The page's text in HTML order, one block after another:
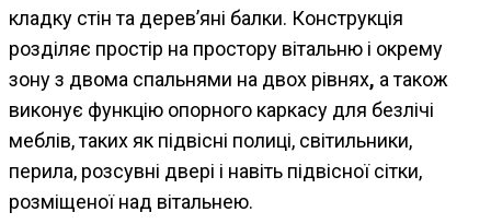
кладку стін та дерев’яні балки. Конструкція
розділяє простір на простору вітальню і окрему
зону з двома спальнями на двох рівнях, а також
виконує функцію опорного каркасу для безлічі
меблів, таких як підвісні полиці, світильники,
перила, розсувні двері і навіть підвісної сітки,
розміщеної над вітальнею.